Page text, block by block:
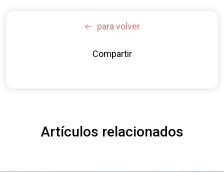
para volver
Compartir
Artículos relacionados